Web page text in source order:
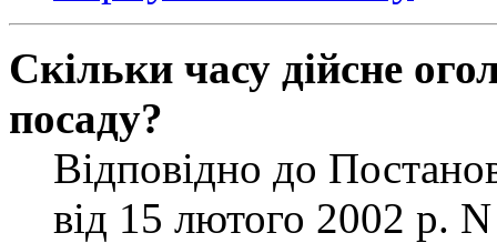
Скільки часу дійсне
посаду?
Відповідно до
від 15 лютого 2002 р.